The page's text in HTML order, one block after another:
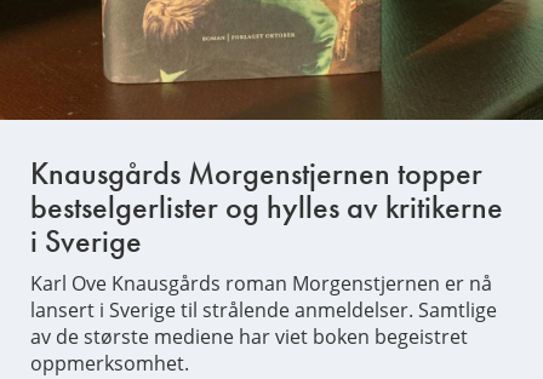
Knausgårds Morgenstjernen topper
bestselgerlister og hylles av kritikerne
i Sverige
Karl Ove Knausgårds roman Morgenstjernen er nå
lansert i Sverige til strålende anmeldelser. Samtlige
av de største mediene har viet boken begeistret
oppmerksomhet.